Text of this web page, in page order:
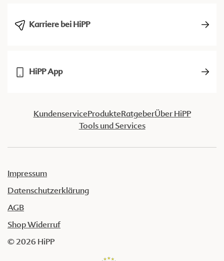
Karriere bei HiPP
HiPP App
KundenserviceProdukteRatgeberÜber HiPP
Tools und Services
Impressum
Datenschutzerklärung
AGB
Shop Widerruf
© 2026 HiPP